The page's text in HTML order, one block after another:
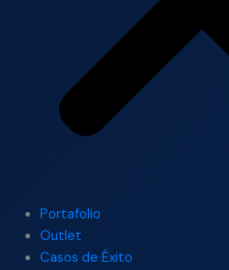
Portafolio
Outlet
Casos de Éxito